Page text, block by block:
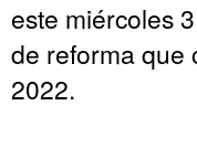
este miércoles
de reforma que
2022.